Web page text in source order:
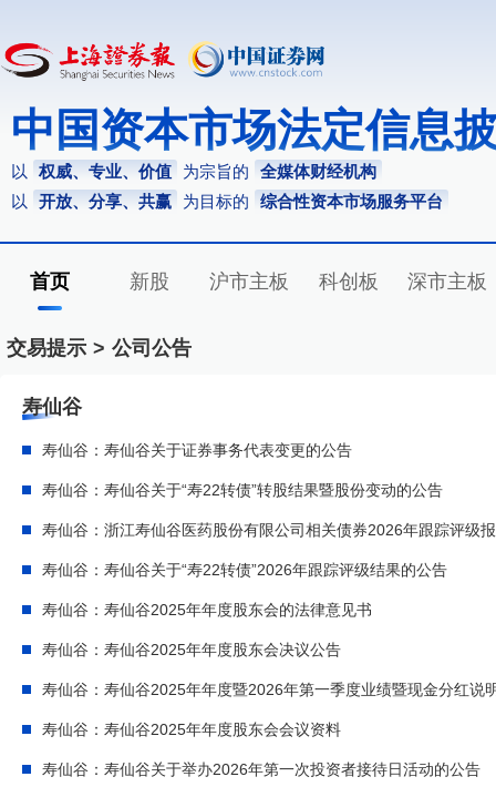
中国资本市场法定信息
以 权威、专业、价值 为宗旨的
全媒体财经机构
以
开放、分享、共赢 为目标的 综合性资本市场服务平台
首页 新股 沪市主板 科创板 深市主板
交易提示 > 公司公告
寿仙谷
寿仙谷：寿仙谷关于证券事务代表变更的公告
寿仙谷：寿仙谷关于“寿22转债”转股结果暨股份变动的公告
寿仙谷：浙江寿仙谷医药股份有限公司相关债券2026年跟踪评级
寿仙谷：寿仙谷关于“寿22转债”2026年跟踪评级结果的公告
寿仙谷：寿仙谷2025年年度股东会的法律意见书
寿仙谷：寿仙谷2025年年度股东会决议公告
寿仙谷：寿仙谷2025年年度暨2026年第一季度业绩暨现金分红说
寿仙谷：寿仙谷2025年年度股东会会议资料
寿仙谷：寿仙谷关于举办2026年第一次投资者接待日活动的公告